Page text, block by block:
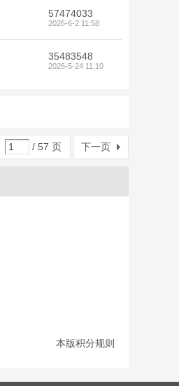
57474033
2026-6-2 11:58
35483548
2026-5-24 11:10
/ 57 页 下一页
本版积分规则